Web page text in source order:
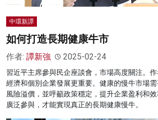
中環新譚
如何打造長期健康牛市
作者: 譚新強 2025-02-24
習近平主席參與民企座談會，市場高度關注。
經濟和個別企業發展更重要。健康的慢牛市場
風險溢價，並呼籲政策穩定，提升企業盈利和
廣泛參與，才能實現真正的長期健康慢牛。